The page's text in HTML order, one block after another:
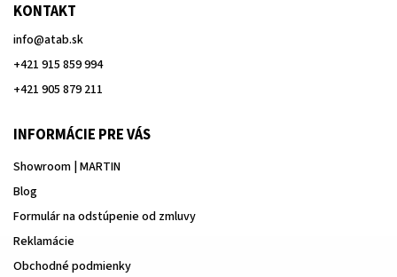
KONTAKT
info@atab.sk
+421 915 859 994
+421 905 879 211
INFORMÁCIE PRE VÁS
Showroom | MARTIN
Blog
Formulár na odstúpenie od zmluvy
Reklamácie
Obchodné podmienky